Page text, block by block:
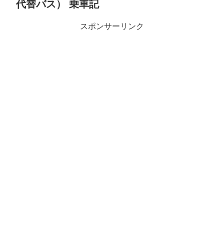
代替バス） 乗車記
スポンサーリンク